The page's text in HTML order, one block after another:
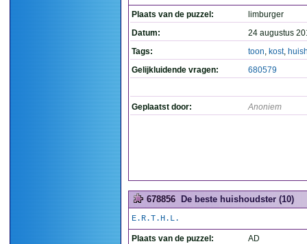
Plaats van de puzzel:
limburger
Datum:
24 augustus
Tags:
toon, kost,
Gelijkluidende vragen:
680579
Geplaatst door: Anoniem
678856 De beste huishoudster (10)
E.R.T.H.L.
Plaats van de puzzel: AD